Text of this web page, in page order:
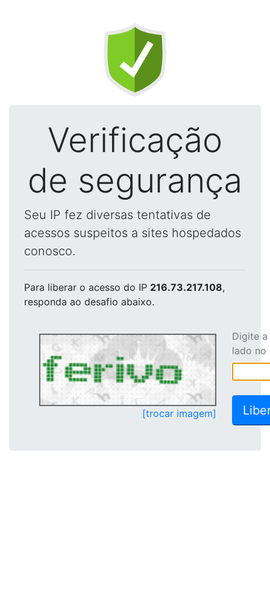
Verificação
de segurança
Seu IP fez diversas tentativas de
acessos suspeitos a sites hospedados
conosco.
Para liberar o acesso do IP 216.73.217.108,
responda ao desafio abaixo.
[trocar imagem]
Digite
lado no